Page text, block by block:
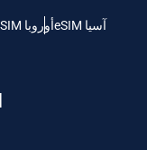
آسيا eSIM أوروبا eSIM